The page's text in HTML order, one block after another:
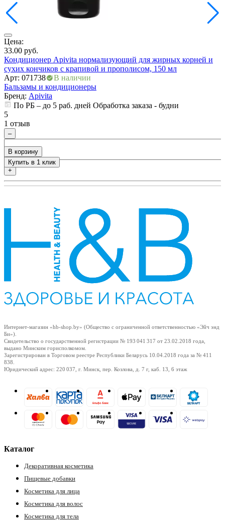
Цена:
33.00 руб.
Кондиционер Apivita нормализующий для жирных корней и
сухих кончиков с крапивой и прополисом, 150 мл
Арт: 071738
В наличии
Бальзамы и кондиционеры
Бренд: Apivita
По РБ – до 5 раб. дней Обработка заказа - будни
5
1 отзыв
–
+
В корзину
Купить в 1 клик
Интернет-магазин «hb-shop.by» (Общество с ограниченной ответственностью «Эйч энд
Би»).
Свидетельство о государственной регистрации № 193 041 317 от 23.02.2018 года,
выдано Минским горисполкомом.
Зарегистрирован в Торговом реестре Республики Беларусь 10.04.2018 года за № 411
838.
Юридический адрес: 220 037, г. Минск, пер. Козлова, д. 7 г, каб. 13, 6 этаж
Каталог
Декоративная косметика
Пищевые добавки
Косметика для лица
Косметика для волос
Косметика для тела